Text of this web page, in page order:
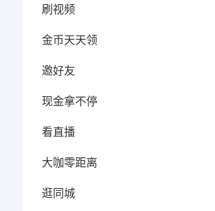
刷视频
金币天天领
邀好友
现金拿不停
看直播
大咖零距离
逛同城